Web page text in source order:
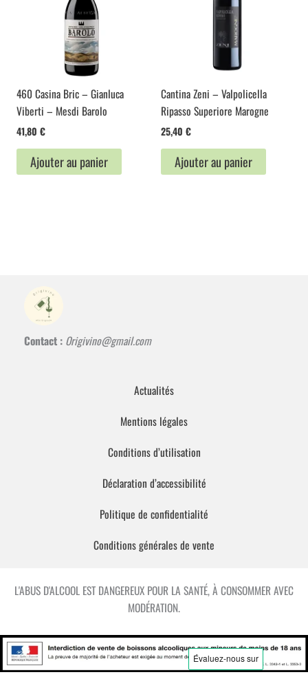
460 Casina Bric – Gianluca
Viberti – Mesdi Barolo
41,80 €
Ajouter au panier
Cantina Zeni – Valpolicella
Ripasso Superiore Marogne
25,40 €
Ajouter au panier
Contact : Origivino@gmail.com
Actualités
Mentions légales
Conditions d’utilisation
Déclaration d’accessibilité
Politique de confidentialité
Conditions générales de vente
L'ABUS D'ALCOOL EST DANGEREUX POUR LA SANTÉ, À CONSOMMER AVEC
MODÉRATION.